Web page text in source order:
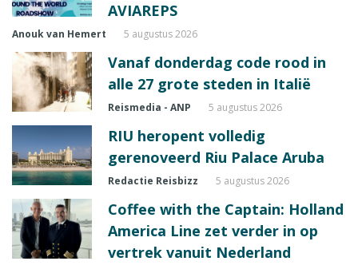
AVIAREPS
Anouk van Hemert 5 augustus 2026
Vanaf donderdag code rood in
alle 27 grote steden in Italië
Reismedia - ANP 5 augustus 2026
RIU heropent volledig
gerenoveerd Riu Palace Aruba
Redactie Reisbizz 5 augustus 2026
Coffee with the Captain: Holland
America Line zet verder in op
vertrek vanuit Nederland